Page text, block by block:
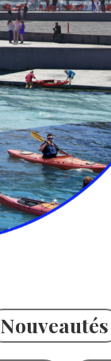
Nouveautés